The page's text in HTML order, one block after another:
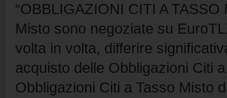
“OBBLIGAZIONI CITI A
Misto sono negoziate su
volta in volta, differire
acquisto delle Obbligazioni Citi
Obbligazioni Citi a Tasso Misto